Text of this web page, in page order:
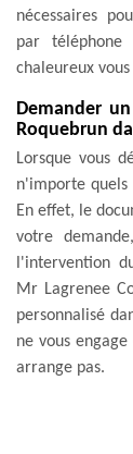
nécessaires
par téléphone
chaleureux
Demander
Roquebrun
Lorsque vous
n'importe
En effet, le
votre
l'intervention
Mr Lagrenee
personnalisé
ne vous
arrange pas.